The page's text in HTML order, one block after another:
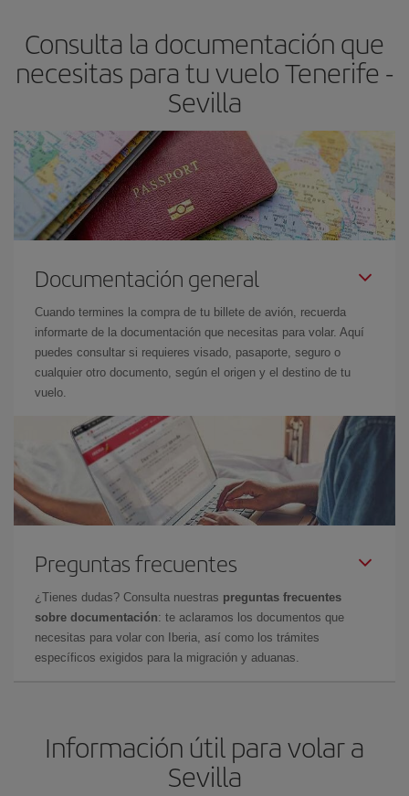
avión más baratos te saldrán. Además, si buscas los vuelos con
las fechas y los horarios del viaje un poco abiertos, podráselegir
el precio más barato.
Consulta la documentación que
necesitas para tu vuelo Tenerife -
Sevilla
Documentación general
Cuando termines la compra de tu billete de avión, recuerda
informarte de la documentación que necesitas para volar. Aquí
puedes consultar si requieres visado, pasaporte, seguro o
cualquier otro documento, según el origen y el destino de tu
vuelo.
Preguntas frecuentes
¿Tienes dudas? Consulta nuestras preguntas frecuentes
sobre documentación: te aclaramos los documentos que
necesitas para volar con Iberia, así como los trámites
específicos exigidos para la migración y aduanas.
Información útil para volar a
Sevilla